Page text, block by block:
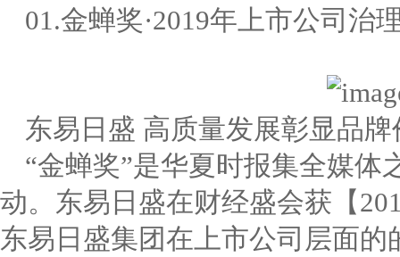
01.金蝉奖·2019年上市公司治
东易日盛 高质量发展彰显品牌
“金蝉奖”是华夏时报集全媒体
动。东易日盛在财经盛会获【
东易日盛集团在上市公司层面